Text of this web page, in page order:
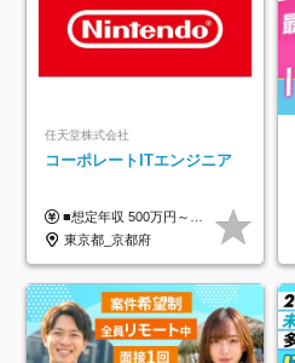
任天堂株式会社
コーポレートITエンジニア
■想定年収 500万円～900万円 月給制 月給278,000円～ ※残業が発生した場合、残業代を別途全額支給します ※試用期間2ヶ月あり(待遇や給与に差異はありません)
東京都_京都府